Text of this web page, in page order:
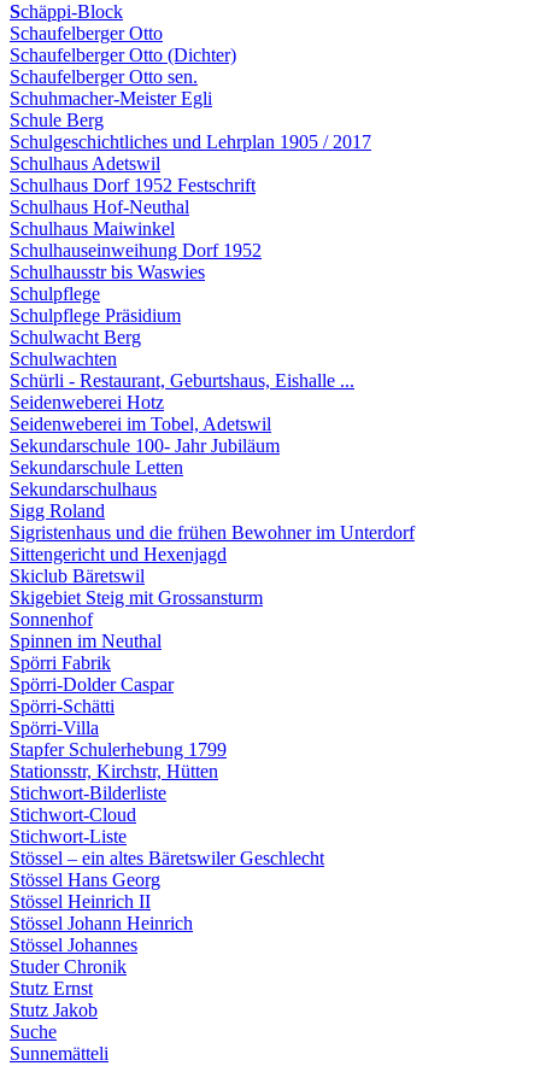
Schäppi-Block
Schaufelberger Otto
Schaufelberger Otto (Dichter)
Schaufelberger Otto sen.
Schuhmacher-Meister Egli
Schule Berg
Schulgeschichtliches und Lehrplan 1905 / 2017
Schulhaus Adetswil
Schulhaus Dorf 1952 Festschrift
Schulhaus Hof-Neuthal
Schulhaus Maiwinkel
Schulhauseinweihung Dorf 1952
Schulhausstr bis Waswies
Schulpflege
Schulpflege Präsidium
Schulwacht Berg
Schulwachten
Schürli - Restaurant, Geburtshaus, Eishalle ...
Seidenweberei Hotz
Seidenweberei im Tobel, Adetswil
Sekundarschule 100- Jahr Jubiläum
Sekundarschule Letten
Sekundarschulhaus
Sigg Roland
Sigristenhaus und die frühen Bewohner im Unterdorf
Sittengericht und Hexenjagd
Skiclub Bäretswil
Skigebiet Steig mit Grossansturm
Sonnenhof
Spinnen im Neuthal
Spörri Fabrik
Spörri-Dolder Caspar
Spörri-Schätti
Spörri-Villa
Stapfer Schulerhebung 1799
Stationsstr, Kirchstr, Hütten
Stichwort-Bilderliste
Stichwort-Cloud
Stichwort-Liste
Stössel – ein altes Bäretswiler Geschlecht
Stössel Hans Georg
Stössel Heinrich II
Stössel Johann Heinrich
Stössel Johannes
Studer Chronik
Stutz Ernst
Stutz Jakob
Suche
Sunnemätteli